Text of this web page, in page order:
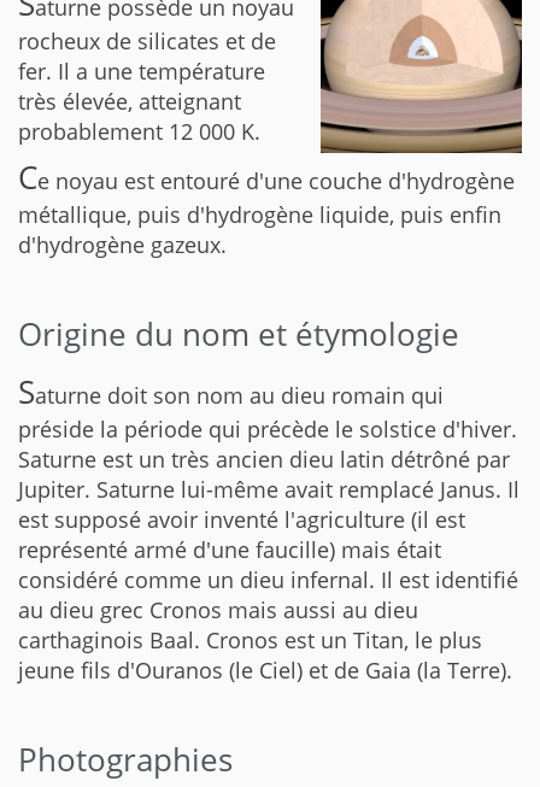
aturne possède un noyau
rocheux de silicates et de
fer. Il a une température
très élevée, atteignant
probablement 12 000 K.
Ce noyau est entouré d'une couche d'hydrogène
métallique, puis d'hydrogène liquide, puis enfin
d'hydrogène gazeux.
Origine du nom et étymologie
Saturne doit son nom au dieu romain qui
préside la période qui précède le solstice d'hiver.
Saturne est un très ancien dieu latin détrôné par
Jupiter. Saturne lui-même avait remplacé Janus. Il
est supposé avoir inventé l'agriculture (il est
représenté armé d'une faucille) mais était
considéré comme un dieu infernal. Il est identifié
au dieu grec Cronos mais aussi au dieu
carthaginois Baal. Cronos est un Titan, le plus
jeune fils d'Ouranos (le Ciel) et de Gaia (la Terre).
Photographies